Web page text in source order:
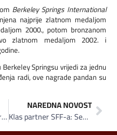
Berkeley Springs International
najprije zlatnom medaljom
2000., potom bronzanom
zlatnom medaljom 2002. i
Springsu vrijedi za jednu
radi, ove nagrade pandan su
Svjetlostkomerc otovorio maloprodajni objekat u Visokom: Širenjem maloprodajne mreže jačaju lidersku poziciju
NAREDNA NOVOST
Klas partner SFF-a: Sendviči za volontere, pite i peciva za goste